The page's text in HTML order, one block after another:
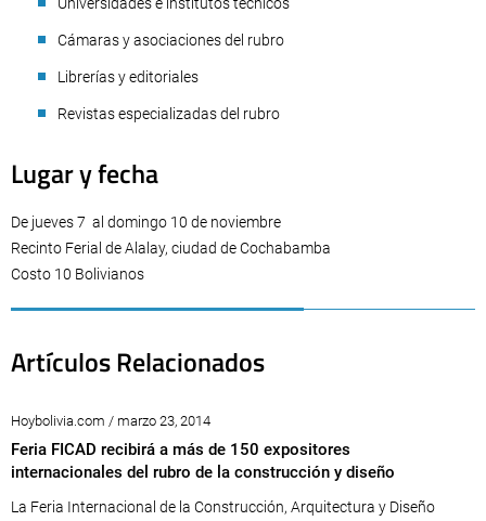
Cámaras y asociaciones del rubro
Librerías y editoriales
Revistas especializadas del rubro
Lugar y fecha
De jueves 7 al domingo 10 de noviembre
Recinto Ferial de Alalay, ciudad de Cochabamba
Costo 10 Bolivianos
Artículos Relacionados
Hoybolivia.com / marzo 23, 2014
Feria FICAD recibirá a más de 150 expositores
internacionales del rubro de la construcción y diseño
La Feria Internacional de la Construcción, Arquitectura y Diseño